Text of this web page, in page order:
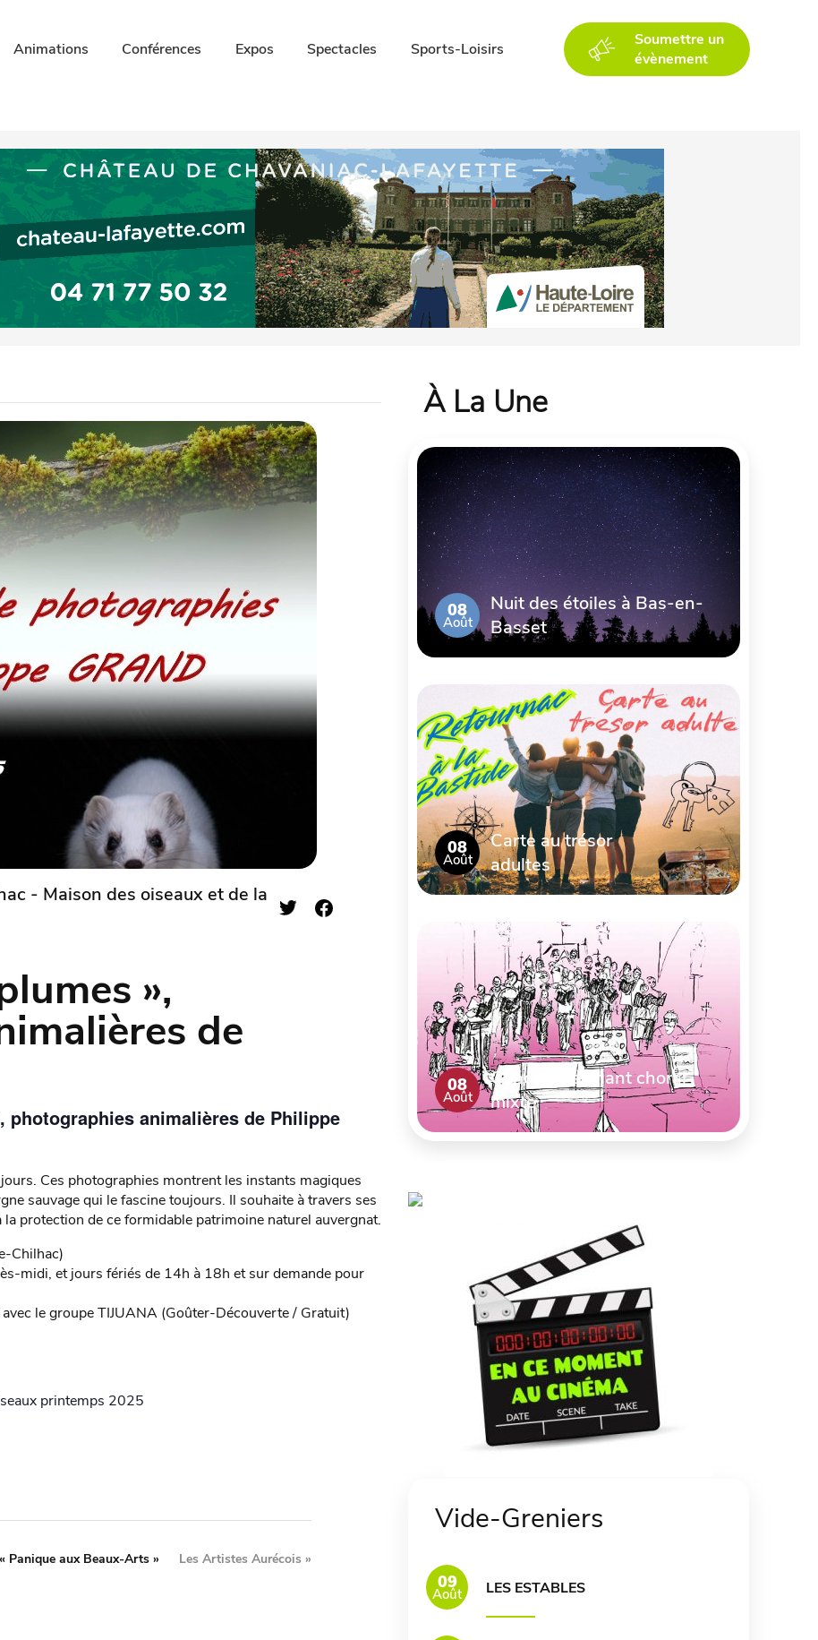
Animations Conférences Expos Spectacles Sports-Loisirs
Soumettre un
évènement
- Maison des oiseaux et de la
»,
de
animalières de Philippe
Ces photographies montrent les instants magiques
sauvage qui le fascine toujours. Il souhaite à travers ses
protection de ce formidable patrimoine naturel auvergnat.
Chilhac)
midi, et jours fériés de 14h à 18h et sur demande pour
le groupe TIJUANA (Goûter-Découverte / Gratuit)
printemps 2025
Panique aux Beaux-Arts » Les Artistes Aurécois »
À La Une
08
Août
Nuit des étoiles à Bas-en-
Basset
08
Août
Carte au trésor
adultes
08
Août
Concert de chant choral
mixte
Vide-Greniers
09
Août LES ESTABLES